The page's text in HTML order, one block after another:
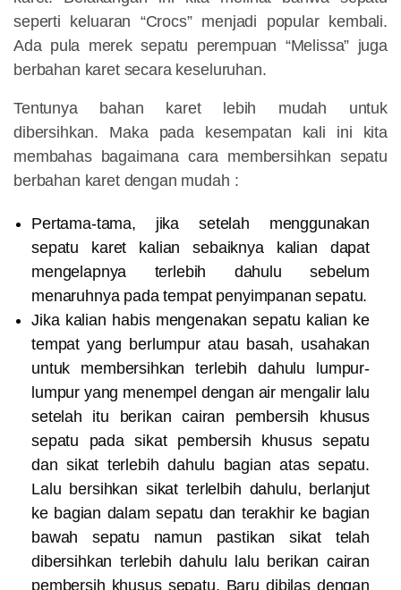
seperti keluaran “Crocs” menjadi popular kembali.
Ada pula merek sepatu perempuan “Melissa” juga
berbahan karet secara keseluruhan.
Tentunya bahan karet lebih mudah untuk
dibersihkan. Maka pada kesempatan kali ini kita
membahas bagaimana cara membersihkan sepatu
berbahan karet dengan mudah :
Pertama-tama, jika setelah menggunakan
sepatu karet kalian sebaiknya kalian dapat
mengelapnya terlebih dahulu sebelum
menaruhnya pada tempat penyimpanan sepatu.
Jika kalian habis mengenakan sepatu kalian ke
tempat yang berlumpur atau basah, usahakan
untuk membersihkan terlebih dahulu lumpur-
lumpur yang menempel dengan air mengalir lalu
setelah itu berikan cairan pembersih khusus
sepatu pada sikat pembersih khusus sepatu
dan sikat terlebih dahulu bagian atas sepatu.
Lalu bersihkan sikat terlelbih dahulu, berlanjut
ke bagian dalam sepatu dan terakhir ke bagian
bawah sepatu namun pastikan sikat telah
dibersihkan terlebih dahulu lalu berikan cairan
pembersih khusus sepatu. Baru dibilas dengan